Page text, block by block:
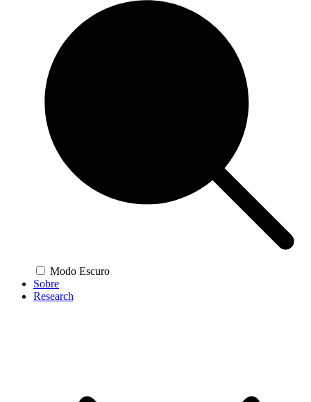
Modo Escuro
Sobre
Research